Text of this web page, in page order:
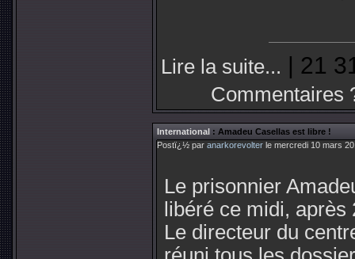
Lire la suite... | 21
Commentaires
International : Amadeu Casellas est libre !
Postï¿½ par anarkorevolter le mercredi 10 mars
Le prisonnier
libéré ce midi,
Le directeur du